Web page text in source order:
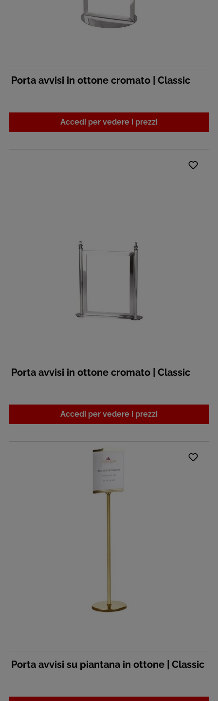
Porta avvisi in ottone cromato | Classic
Accedi per vedere i prezzi
Porta avvisi in ottone cromato | Classic
Accedi per vedere i prezzi
Porta avvisi su piantana in ottone | Classic